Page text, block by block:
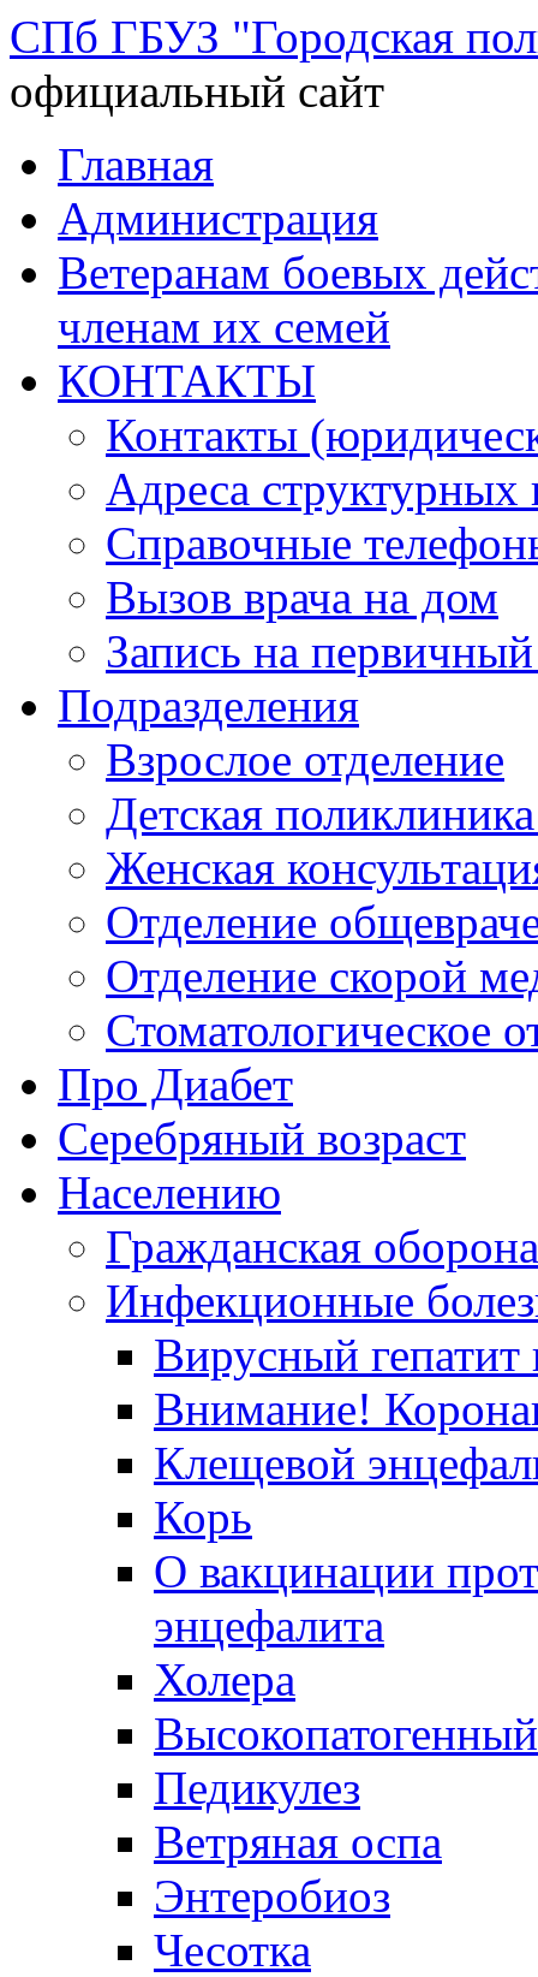
СПб ГБУЗ "Городская
официальный сайт
Перейти
содержимому
Главная
Администрация
Ветеранам боевых
членам их семей
КОНТАКТЫ
Контакты
Адреса структурных
Справочные
Вызов врача на дом
Запись на
Подразделения
Взрослое отделение
Детская
Женская
Отделение
Отделение скорой
Стоматологическое
Про Диабет
Серебряный возраст
Населению
Гражданская оборона
Инфекционные
Вирусный гепатит
Внимание!
Клещевой
Корь
О вакцинации
энцефалита
Холера
Педикулез
Ветряная оспа
Энтеробиоз
Чесотка